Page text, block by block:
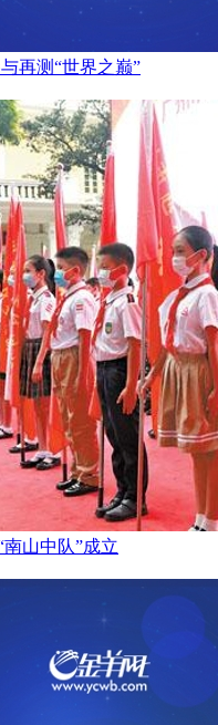
再测“世界之巅”
山中队”成立